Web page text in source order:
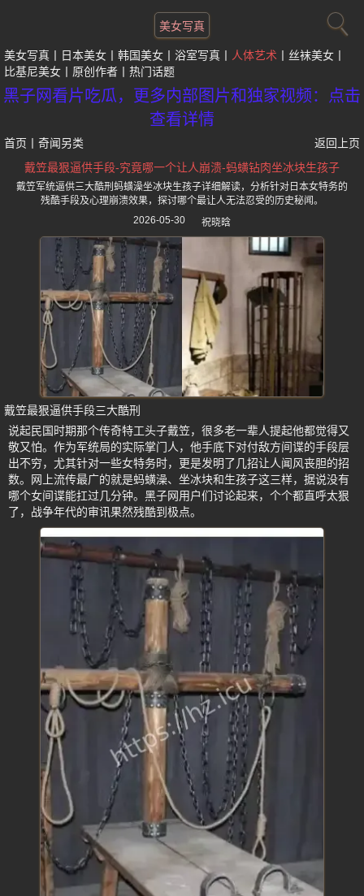
美女写真
美女写真 日本美女 韩国美女 浴室写真 人体艺术
丝袜美女
比基尼美女
原创作者 热门话题
黑子网看片吃瓜，更多内部图片和独家视频：点击
查看详情
首页 奇闻另类
返回上页
戴笠最狠逼供手段-究竟哪一个让人崩溃-蚂蟥钻肉坐冰块生孩子
戴笠军统逼供三大酷刑蚂蟥澡坐冰块生孩子详细解读，分析针对日本女特务的
残酷手段及心理崩溃效果，探讨哪个最让人无法忍受的历史秘闻。
2026-05-30
祝晓晗
戴笠最狠逼供手段三大酷刑
说起民国时期那个传奇特工头子戴笠，很多老一辈人提起他都觉得又
敬又怕。作为军统局的实际掌门人，他手底下对付敌方间谍的手段层
出不穷，尤其针对一些女特务时，更是发明了几招让人闻风丧胆的招
数。网上流传最广的就是蚂蟥澡、坐冰块和生孩子这三样，据说没有
哪个女间谍能扛过几分钟。黑子网用户们讨论起来，个个都直呼太狠
了，战争年代的审讯果然残酷到极点。